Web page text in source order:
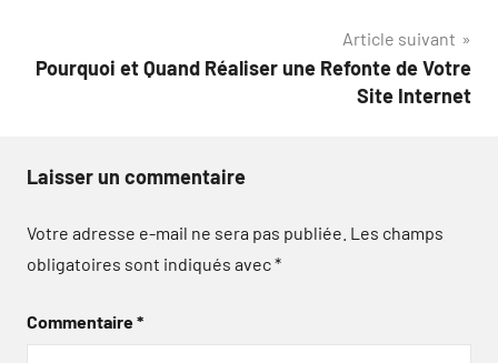
Article suivant
Pourquoi et Quand Réaliser une Refonte de Votre
Site Internet
Laisser un commentaire
Votre adresse e-mail ne sera pas publiée. Les champs
obligatoires sont indiqués avec*
Commentaire*